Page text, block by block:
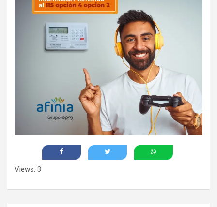
Views: 3